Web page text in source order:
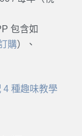
包含如
購）、
4 種趣味教學